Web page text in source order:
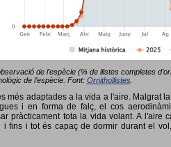
de l’espècie (% de llistes completes
de l’espècie. Font: Ornithollistes.
més adaptades a la vida a l'aire. Malgrat
i en forma de falç, el cos
pràcticament tota la vida volant. A l'aire
fins i tot és capaç de dormir durant el